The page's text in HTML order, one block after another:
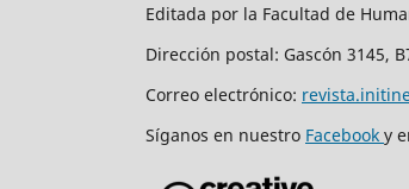
Editada por la Facultad de
Dirección postal: Gascón 3145,
Correo electrónico:
Síganos en nuestro Facebook y